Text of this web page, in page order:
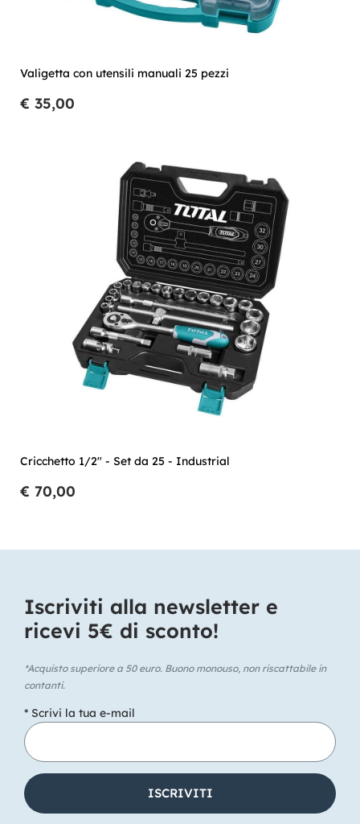
Valigetta con utensili manuali 25 pezzi
€ 35,00
Cricchetto 1/2" - Set da 25 - Industrial
€ 70,00
Iscriviti alla newsletter e
ricevi 5€ di sconto!​
*Acquisto superiore a 50 euro. Buono monouso, non riscattabile in
contanti.
* Scrivi la tua e-mail